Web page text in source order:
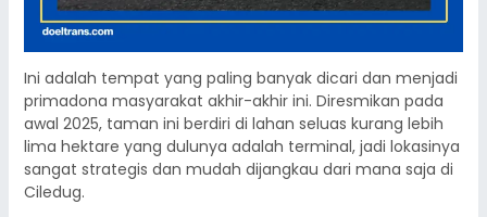
Ini adalah tempat yang paling banyak dicari dan menjadi
primadona masyarakat akhir-akhir ini. Diresmikan pada
awal 2025, taman ini berdiri di lahan seluas kurang lebih
lima hektare yang dulunya adalah terminal, jadi lokasinya
sangat strategis dan mudah dijangkau dari mana saja di
Ciledug.